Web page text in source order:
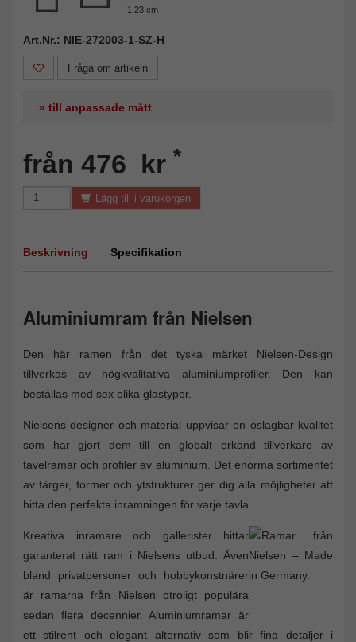
1,23 cm
Art.Nr.: NIE-272003-1-SZ-H
Fråga om artikeln
» till anpassade mått
från 476 kr *
Lägg till i varukorgen
Beskrivning Specifikation
Aluminiumram från Nielsen
Den här ramen från det tyska märket Nielsen-Design
tillverkas av högkvalitativa aluminiumprofiler. Den kan
beställas med sex olika glastyper.
Nielsens designer och material uppvisar en oslagbar kvalitet
som har gjort dem till en globalt erkänd tillverkare av
tavelramar och profiler av aluminium. Det enorma sortimentet
av färger, former och ytstrukturer ger dig alla möjligheter att
hitta den perfekta inramningen för varje tavla.
Kreativa inramare och gallerister hittar
garanterat rätt ram i Nielsens utbud. Även
bland privatpersoner och hobbykonstnärer
är ramarna från Nielsen otroligt populära
sedan flera decennier. Aluminiumramar är
ett stilrent och elegant alternativ som blir fina detaljer i